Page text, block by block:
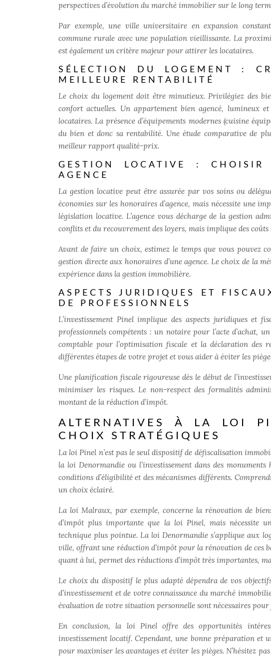
perspectives d’évolution du marché immobilier sur le long
Par exemple, une ville universitaire en expansion
commune rurale avec une population vieillissante. La
est également un critère majeur pour attirer les locataires.
SÉLECTION DU LOGEMENT :
MEILLEURE RENTABILITÉ
Le choix du logement doit être minutieux. Privilégiez des
confort actuelles. Un appartement bien agencé, lumineux
locataires. La présence d’équipements modernes (cuisine
du bien et donc sa rentabilité. Une étude comparative de
meilleur rapport qualité-prix.
GESTION LOCATIVE : CHOISIR
AGENCE
La gestion locative peut être assurée par vos soins ou
économies sur les honoraires d’agence, mais nécessite une
législation locative. L’agence vous décharge de la gestion
conflits et du recouvrement des loyers, mais implique des
Avant de faire un choix, estimez le temps que vous pouvez
gestion directe aux honoraires d’une agence. Le choix de la
expérience dans la gestion immobilière.
ASPECTS JURIDIQUES ET
DE PROFESSIONNELS
L’investissement Pinel implique des aspects juridiques et
professionnels compétents : un notaire pour l’acte d’achat,
comptable pour l’optimisation fiscale et la déclaration des
différentes étapes de votre projet et vous aider à éviter les
Une planification fiscale rigoureuse dès le début de
minimiser les risques. Le non-respect des formalités
montant de la réduction d’impôt.
ALTERNATIVES À LA LOI
CHOIX STRATÉGIQUES
La loi Pinel n’est pas le seul dispositif de défiscalisation
la loi Denormandie ou l’investissement dans des
conditions d’éligibilité et des mécanismes différents.
un choix éclairé.
La loi Malraux, par exemple, concerne la rénovation de
d’impôt plus importante que la loi Pinel, mais nécessite
technique plus pointue. La loi Denormandie s’applique aux
ville, offrant une réduction d’impôt pour la rénovation de ces
quant à lui, permet des réductions d’impôt très importantes,
Le choix du dispositif le plus adapté dépendra de vos
d’investissement et de votre connaissance du marché
évaluation de votre situation personnelle sont nécessaires
En conclusion, la loi Pinel offre des opportunités
investissement locatif. Cependant, une bonne préparation
pour maximiser les avantages et éviter les pièges. N’hésitez